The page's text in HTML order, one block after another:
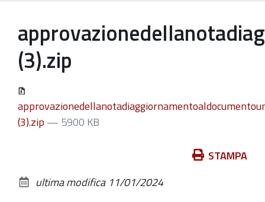
(3).zip
(3).zip — 5900 KB
documento
STAMPA
ultima modifica 11/01/2024